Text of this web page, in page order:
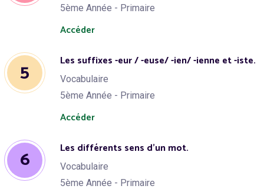
5ème Année - Primaire
Accéder
5 Les suffixes -eur / -euse/ -ien/ -ienne et -iste.
Vocabulaire
5ème Année - Primaire
Accéder
6 Les différents sens d’un mot.
Vocabulaire
5ème Année - Primaire